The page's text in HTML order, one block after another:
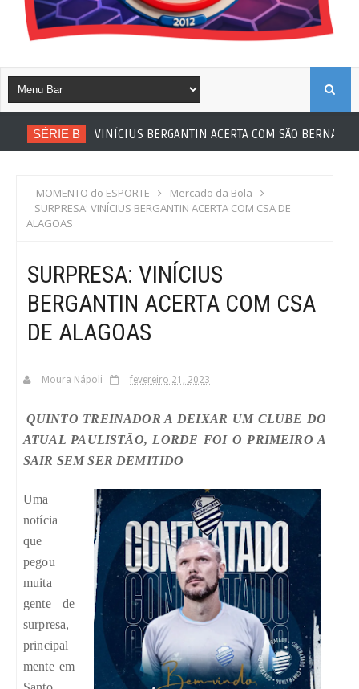
SÉRIE B VINÍCIUS BERGANTIN ACERTA COM SÃO BERNARDO
MOMENTO do ESPORTE
Mercado da Bola
SURPRESA: VINÍCIUS BERGANTIN ACERTA COM CSA DE
ALAGOAS
SURPRESA: VINÍCIUS
BERGANTIN ACERTA COM CSA
DE ALAGOAS
Moura Nápoli fevereiro 21, 2023
QUINTO TREINADOR A DEIXAR UM CLUBE DO
ATUAL PAULISTÃO, LORDE FOI O PRIMEIRO A
SAIR SEM SER DEMITIDO
Uma
notícia
que
pegou
muita
gente de
surpresa,
principal
mente em